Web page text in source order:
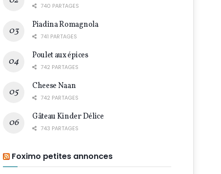
740 PARTAGES
Piadina Romagnola
741 PARTAGES
Poulet aux épices
742 PARTAGES
Cheese Naan
742 PARTAGES
Gâteau Kinder Délice
743 PARTAGES
Foximo petites annonces